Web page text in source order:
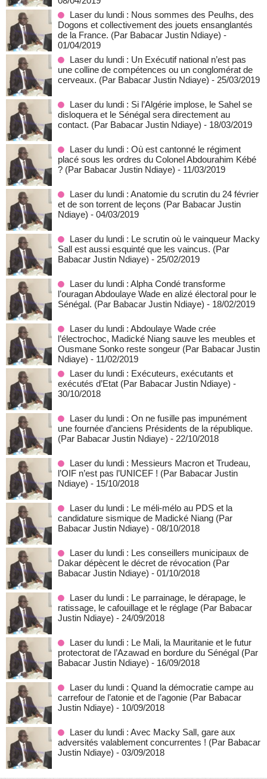
Laser du lundi : Nous sommes des Peulhs, des
Dogons et collectivement des jouets ensanglantés
de la France. (Par Babacar Justin Ndiaye) -
01/04/2019
Laser du lundi : Un Exécutif national n’est pas
une colline de compétences ou un conglomérat de
cerveaux. (Par Babacar Justin Ndiaye) - 25/03/2019
Laser du lundi : Si l’Algérie implose, le Sahel se
disloquera et le Sénégal sera directement au
contact. (Par Babacar Justin Ndiaye) - 18/03/2019
Laser du lundi : Où est cantonné le régiment
placé sous les ordres du Colonel Abdourahim Kébé
? (Par Babacar Justin Ndiaye) - 11/03/2019
Laser du lundi : Anatomie du scrutin du 24 février
et de son torrent de leçons (Par Babacar Justin
Ndiaye) - 04/03/2019
Laser du lundi : Le scrutin où le vainqueur Macky
Sall est aussi esquinté que les vaincus. (Par
Babacar Justin Ndiaye) - 25/02/2019
Laser du lundi : Alpha Condé transforme
l’ouragan Abdoulaye Wade en alizé électoral pour le
Sénégal. (Par Babacar Justin Ndiaye) - 18/02/2019
Laser du lundi : Abdoulaye Wade crée
l’électrochoc, Madické Niang sauve les meubles et
Ousmane Sonko reste songeur (Par Babacar Justin
Ndiaye) - 11/02/2019
Laser du lundi : Exécuteurs, exécutants et
exécutés d’Etat (Par Babacar Justin Ndiaye) -
30/10/2018
Laser du lundi : On ne fusille pas impunément
une fournée d’anciens Présidents de la république.
(Par Babacar Justin Ndiaye) - 22/10/2018
Laser du lundi : Messieurs Macron et Trudeau,
l’OIF n’est pas l’UNICEF ! (Par Babacar Justin
Ndiaye) - 15/10/2018
Laser du lundi : Le méli-mélo au PDS et la
candidature sismique de Madické Niang (Par
Babacar Justin Ndiaye) - 08/10/2018
Laser du lundi : Les conseillers municipaux de
Dakar dépècent le décret de révocation (Par
Babacar Justin Ndiaye) - 01/10/2018
Laser du lundi : Le parrainage, le dérapage, le
ratissage, le cafouillage et le réglage (Par Babacar
Justin Ndiaye) - 24/09/2018
Laser du lundi : Le Mali, la Mauritanie et le futur
protectorat de l’Azawad en bordure du Sénégal (Par
Babacar Justin Ndiaye) - 16/09/2018
Laser du lundi : Quand la démocratie campe au
carrefour de l’atonie et de l’agonie (Par Babacar
Justin Ndiaye) - 10/09/2018
Laser du lundi : Avec Macky Sall, gare aux
adversités valablement concurrentes ! (Par Babacar
Justin Ndiaye) - 03/09/2018